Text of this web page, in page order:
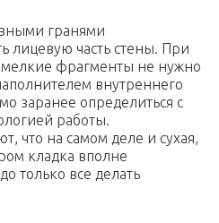
гранями
лицевую часть стены. При
мелкие фрагменты не нужно
внутреннего
заранее определиться с
работы.
что на самом деле и сухая,
кладка вполне
только все делать